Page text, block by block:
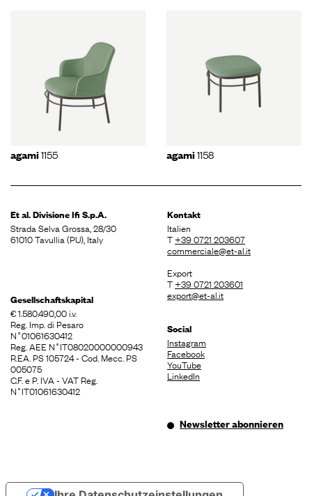
agami1155 agami1158
Et al. DivisioneIfi S.p.A.
Strada Selva Grossa, 28/30
61010 Tavullia (PU), Italy
Gesellschaftskapital
€ 1.580.490,00 i.v.
Reg. Imp. di Pesaro
N˚01061630412
Reg. AEE N˚IT08020000000943
R.EA. PS 105724 - Cod. Mecc. PS
005075
C.F. e P. IVA - VAT Reg.
N˚IT01061630412
Kontakt
Italien
T+39 0721 203607
commerciale@et-al.it
Export
T+39 0721 203601
export@et-al.it
Social
Instagram
Facebook
YouTube
LinkedIn
Newsletter abonnieren